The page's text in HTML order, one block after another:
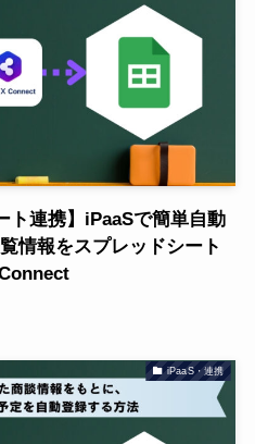
ト連携】iPaaSで簡単自動
情報をスプレッドシート
iPaaS・連携